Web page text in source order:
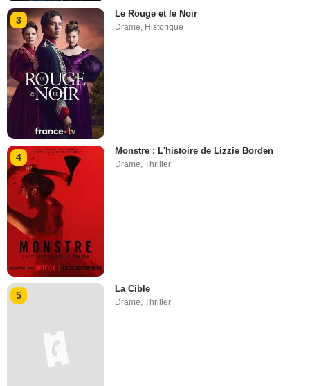
3
Le Rouge et le Noir
Drame, Historique
4
Monstre : L'histoire de Lizzie Borden
Drame,Thriller
5
La Cible
Drame ,Thriller